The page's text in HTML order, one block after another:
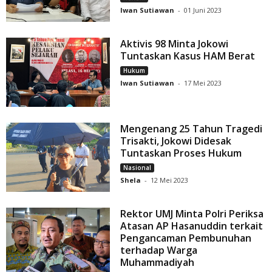
Iwan Sutiawan - 01 Juni 2023
Aktivis 98 Minta Jokowi
Tuntaskan Kasus HAM Berat
Hukum
Iwan Sutiawan - 17 Mei 2023
Mengenang 25 Tahun Tragedi
Trisakti, Jokowi Didesak
Tuntaskan Proses Hukum
Nasional
Shela - 12 Mei 2023
Rektor UMJ Minta Polri Periksa
Atasan AP Hasanuddin terkait
Pengancaman Pembunuhan
terhadap Warga
Muhammadiyah